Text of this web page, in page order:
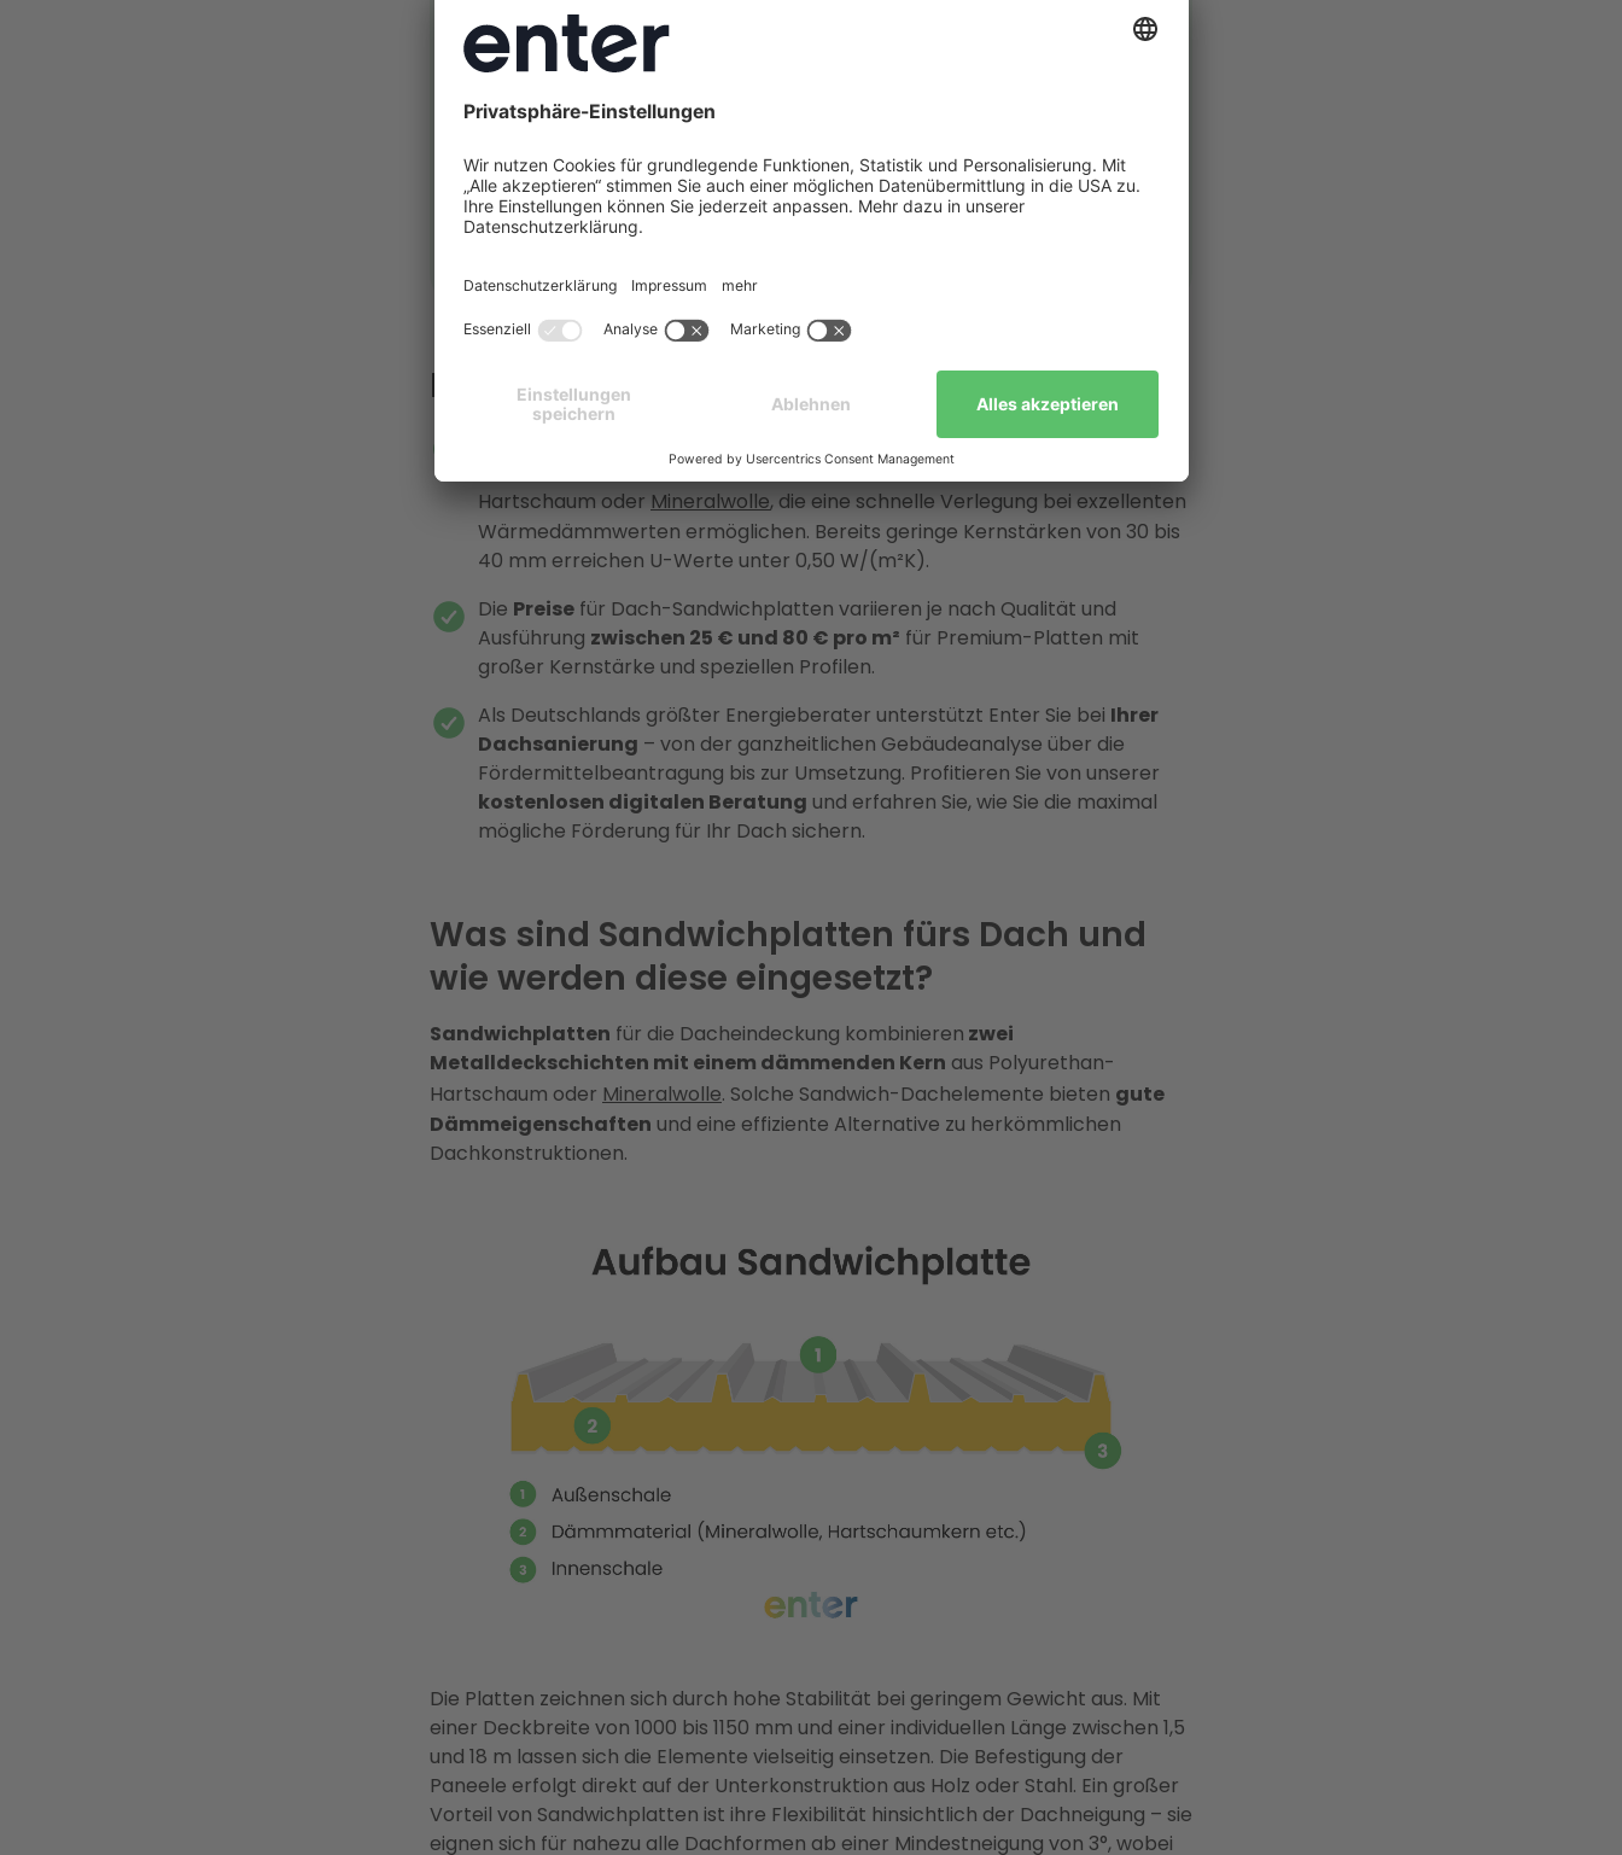
Flachdach
Steildach
© Enter – Alle Angaben ohne Gewähr. Werte variieren nach Region &
Das Thema kurz und kompakt
bestehen auszwei
Metalldeckschichtenund einemdämmenden Kern
Hartschaum oder Mineralwolle, die eine schnelle Verlegung bei exzellenten
Wärmedämmwerten ermöglichen. Bereits geringe Kernstärken von 30 bis
40 mm erreichen U-Werte unter 0,50 W/(m²K).
Die Preise für Dach-Sandwichplatten variieren je nach Qualität und
Ausführung zwischen 25 € und 80 € pro m² für Premium-Platten mit
großer Kernstärke und speziellen Profilen.
Als Deutschlands größter Energieberater unterstützt Enter Sie bei Ihrer
Dachsanierung – von der ganzheitlichen Gebäudeanalyse über die
Fördermittelbeantragung bis zur Umsetzung. Profitieren Sie von unserer
kostenlosen digitalen Beratung und erfahren Sie, wie Sie die maximal
mögliche Förderung für Ihr Dach sichern.
Was sind Sandwichplatten fürs Dach und
wie werden diese eingesetzt?
Sandwichplatten für die Dacheindeckung kombinieren zwei
Metalldeckschichten mit einem dämmenden Kern aus Polyurethan-
Hartschaum oder Mineralwolle. Solche Sandwich-Dachelemente bieten gute
Dämmeigenschaften und eine effiziente Alternative zu herkömmlichen
Dachkonstruktionen.
Die Platten zeichnen sich durch hohe Stabilität bei geringem Gewicht aus. Mit
einer Deckbreite von 1000 bis 1150 mm und einer individuellen Länge zwischen 1,5
und 18 m lassen sich die Elemente vielseitig einsetzen. Die Befestigung der
Paneele erfolgt direkt auf der Unterkonstruktion aus Holz oder Stahl. Ein großer
Vorteil von Sandwichplatten ist ihre Flexibilität hinsichtlich der Dachneigung – sie
eignen sich für nahezu alle Dachformen ab einer Mindestneigung von 3°, wobei